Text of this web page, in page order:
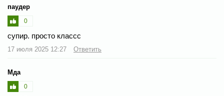
паудер
0
супир. просто классс
17 июля 2025 12:27 Ответить
Мда
0